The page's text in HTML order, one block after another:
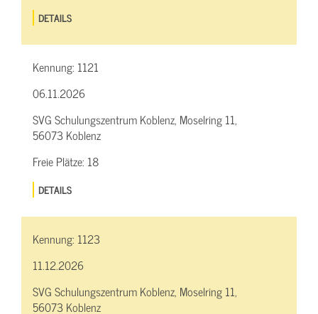
DETAILS
Kennung: 1121
06.11.2026
SVG Schulungszentrum Koblenz, Moselring 11,
56073 Koblenz
Freie Plätze: 18
DETAILS
Kennung: 1123
11.12.2026
SVG Schulungszentrum Koblenz, Moselring 11,
56073 Koblenz